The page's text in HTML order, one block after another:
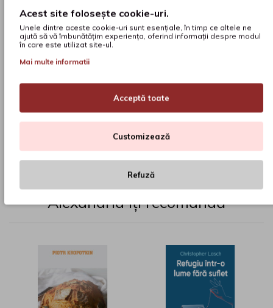
Cauți o carte și nu o găsești pe site?
Alexandria îți recomandă
Acest site folosește cookie-uri.
Unele dintre aceste cookie-uri sunt esențiale, în timp ce altele ne
ajută să vă îmbunătățim experiența, oferind informații despre modul
în care este utilizat site-ul.
Mai multe informatii
Acceptă toate
Customizează
Refuză